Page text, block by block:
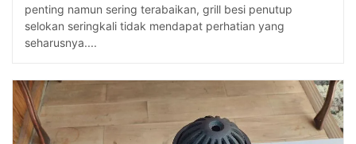
penting namun sering terabaikan, grill besi penutup
selokan seringkali tidak mendapat perhatian yang
seharusnya....